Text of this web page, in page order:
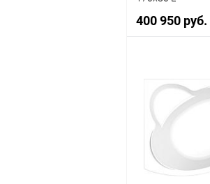
400 950 руб.
Купить в 1 клик
В избранное